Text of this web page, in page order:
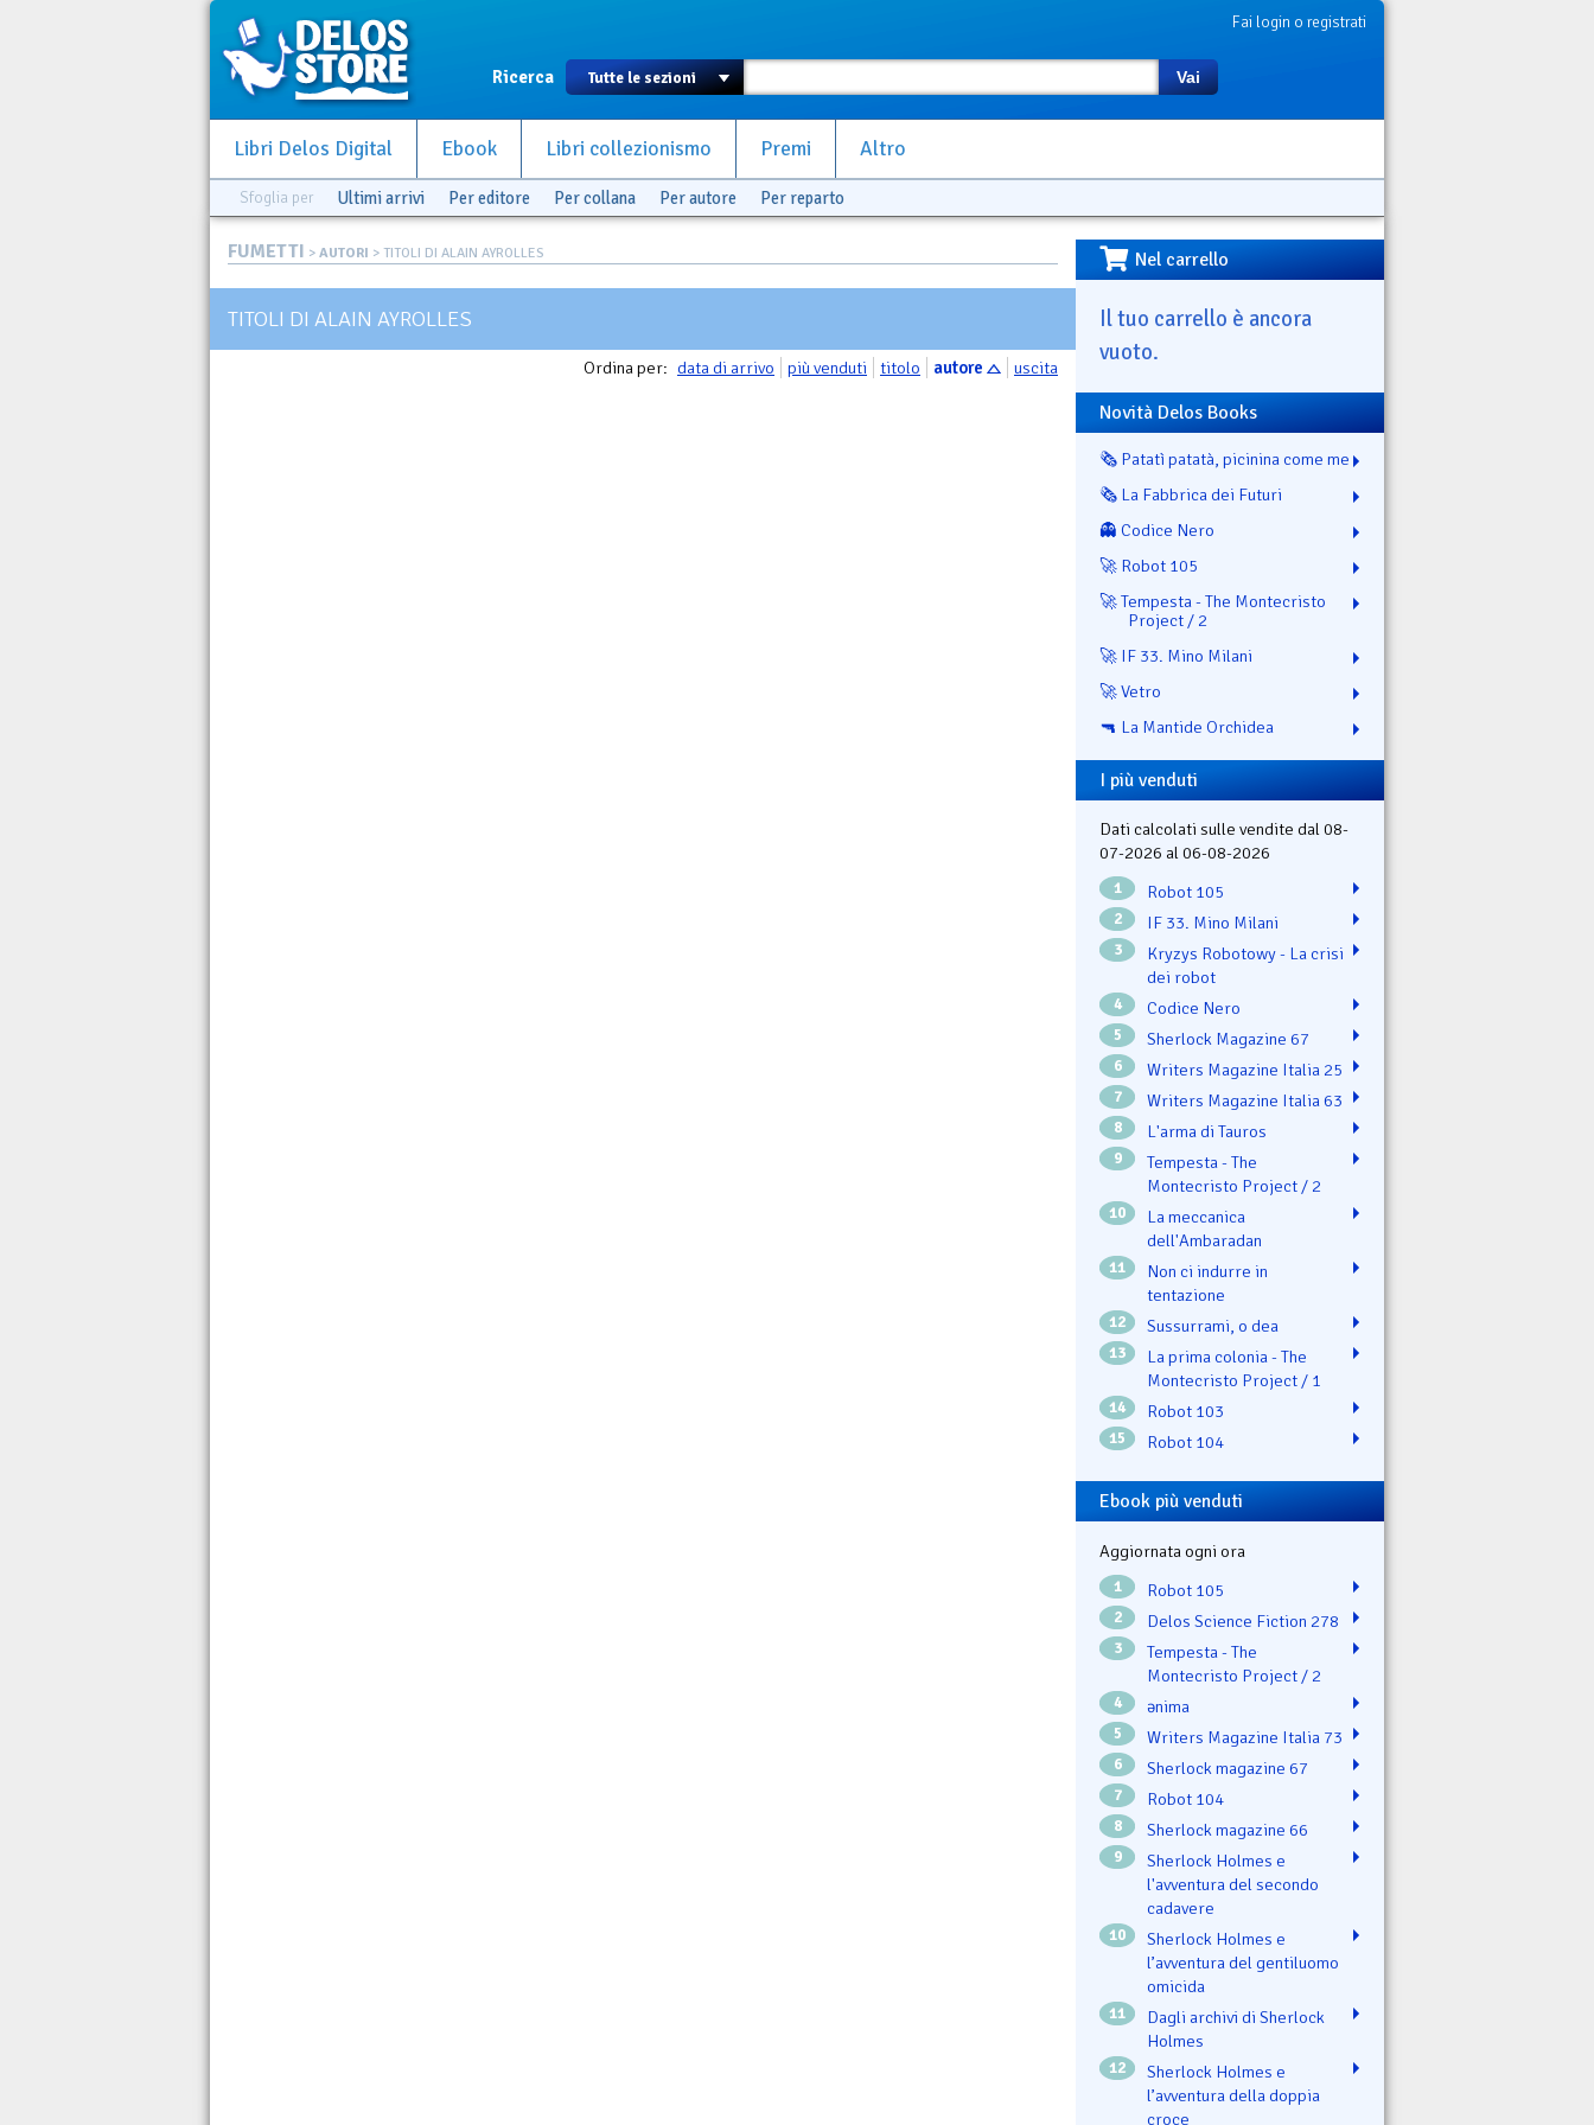
Fai login o registrati
Ricerca Vai
Libri Delos Digital Ebook Libri collezionismo Premi Altro
Sfoglia per Ultimi arrivi Per editore Per collana Per autore Per reparto
FUMETTI > AUTORI > TITOLI DI ALAIN AYROLLES
TITOLI DI ALAIN AYROLLES
Ordina per: data di arrivo più venduti titolo autore uscita
Nel carrello
Il tuo carrello è ancora
vuoto.
Novità Delos Books
🗞️ Patatì patatà, picinina come me
🗞️ La Fabbrica dei Futuri
👻 Codice Nero
🚀 Robot 105
🚀 Tempesta - The Montecristo
Project / 2
🚀 IF 33. Mino Milani
🚀 Vetro
🔫 La Mantide Orchidea
I più venduti
Dati calcolati sulle vendite dal 08-
07-2026 al 06-08-2026
1 Robot 105
2 IF 33. Mino Milani
3
Kryzys Robotowy - La crisi
dei robot
4 Codice Nero
5 Sherlock Magazine 67
6 Writers Magazine Italia 25
7 Writers Magazine Italia 63
8 L'arma di Tauros
9
Tempesta - The
Montecristo Project / 2
10
La meccanica
dell'Ambaradan
11
Non ci indurre in
tentazione
12 Sussurrami, o dea
13
La prima colonia - The
Montecristo Project / 1
14 Robot 103
15 Robot 104
Ebook più venduti
Aggiornata ogni ora
1 Robot 105
2 Delos Science Fiction 278
3
Tempesta - The
Montecristo Project / 2
4 ənima
5 Writers Magazine Italia 73
6 Sherlock magazine 67
7 Robot 104
8 Sherlock magazine 66
9
Sherlock Holmes e
l'avventura del secondo
cadavere
10
Sherlock Holmes e
l’avventura del gentiluomo
omicida
11
Dagli archivi di Sherlock
Holmes
12
Sherlock Holmes e
l’avventura della doppia
croce